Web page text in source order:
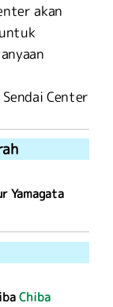
akan
Center
Yamagata
Chiba